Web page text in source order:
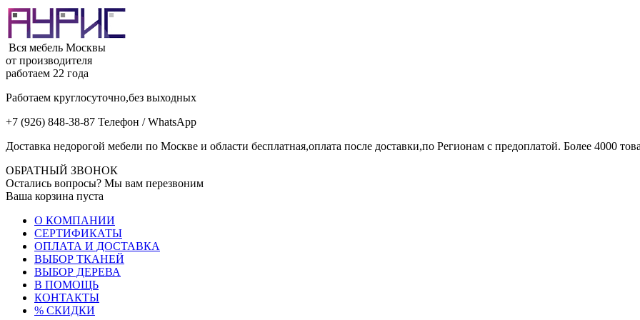
Вся мебель Москвы
от производителя
работаем 22 года
Работаем круглосуточно,без выходных
+7 (926) 848-38-87 Телефон / WhatsApp
Доставка недорогой мебели по Москве и области бесплатная,оплата после доставки,по Регионам с предоплатой. Более 4000
ОБРАТНЫЙ ЗВОНОК
Остались вопросы? Мы вам перезвоним
Ваша корзина пуста
О КОМПАНИИ
СЕРТИФИКАТЫ
ОПЛАТА И ДОСТАВКА
ВЫБОР ТКАНЕЙ
ВЫБОР ДЕРЕВА
В ПОМОЩЬ
КОНТАКТЫ
% СКИДКИ